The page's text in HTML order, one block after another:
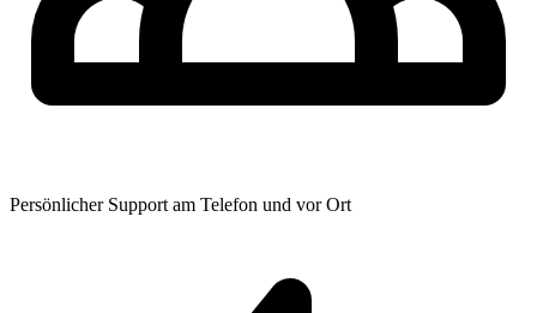
Persönlicher Support am Telefon und vor Ort